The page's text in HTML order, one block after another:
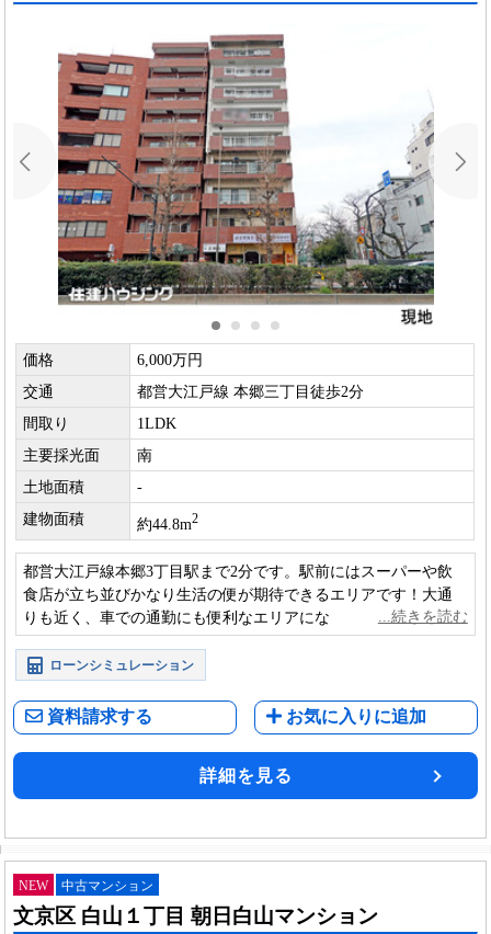
価格
6,000万円
交通
都営大江戸線 本郷三丁目徒歩2分
間取り
1LDK
主要採光面
南
土地面積
-
建物面積
約44.8m2
都営大江戸線本郷3丁目駅まで2分です。駅前にはスーパーや飲
食店が立ち並びかなり生活の便が期待できるエリアです！大通
りも近く、車での通勤にも便利なエリアになります。広々とし
たLDKには日光も入り、暖かい雰囲気を演出します。
ローンシミュレーション
資料請求する お気に入りに追加
詳細を見る
NEW 中古マンション
文京区 白山１丁目 朝日白山マンション